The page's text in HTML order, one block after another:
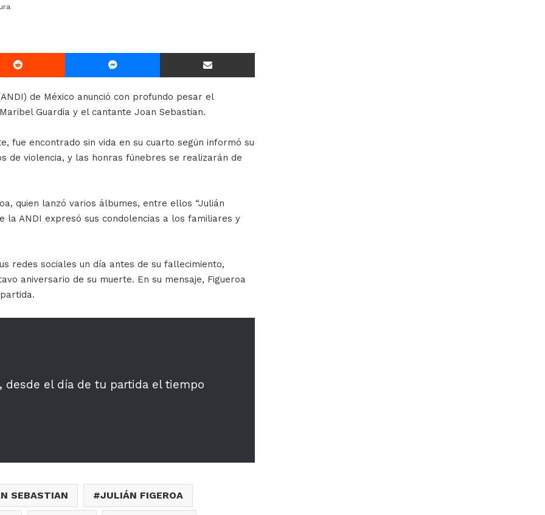
Reddit Messenger Compartir Via E-mail
de México anunció con profundo pesar el
Guardia y el cantante Joan Sebastian.
fue encontrado sin vida en su cuarto según informó su
de violencia, y las honras fúnebres se realizarán de
quien lanzó varios álbumes, entre ellos “Julián
la ANDI expresó sus condolencias a los familiares y
redes sociales un día antes de su fallecimiento,
aniversario de su muerte. En su mensaje, Figueroa
desde el día de tu partida el tiempo
SEBASTIAN JULIÁN FIGEROA